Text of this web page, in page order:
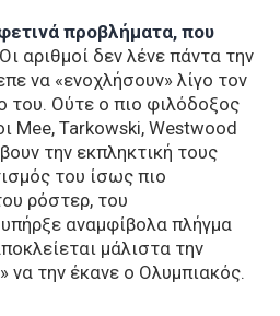
προβλήματα, που
Οι αριθμοί δεν λένε πάντα την
να «ενοχλήσουν» λίγο τον
του. Ούτε ο πιο φιλόδοξος
Mee, Tarkowski, Westwood
την εκπληκτική τους
του ίσως πιο
ρόστερ, του
αναμφίβολα πλήγμα
μάλιστα την
να την έκανε ο Ολυμπιακός.